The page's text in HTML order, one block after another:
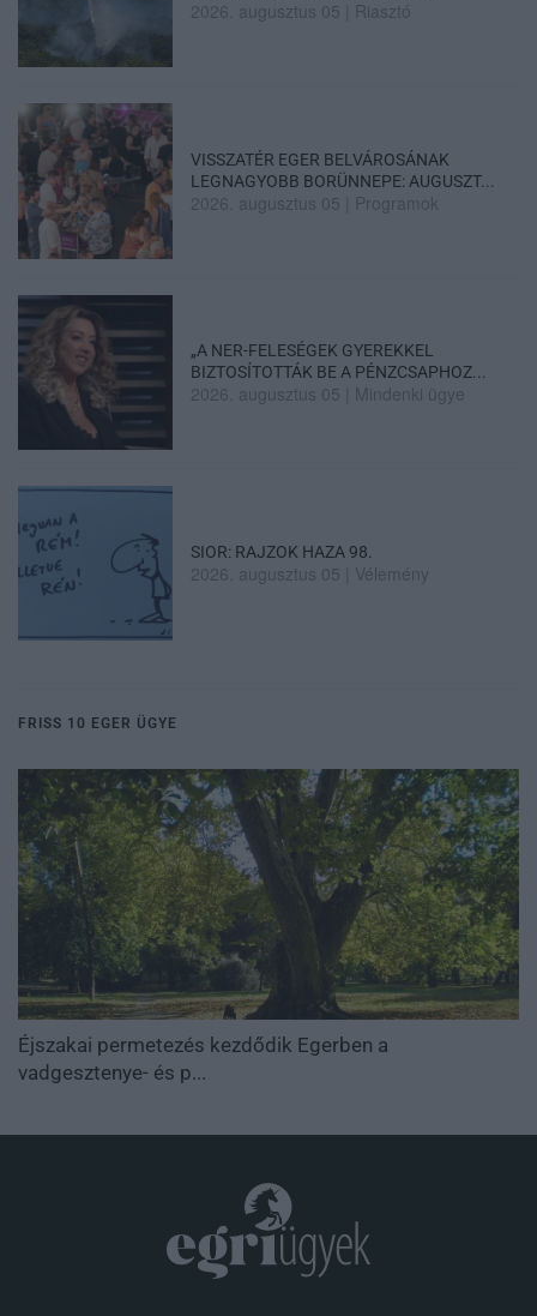
2026. augusztus 05 Riasztó
VISSZATÉR EGER BELVÁROSÁNAK
LEGNAGYOBB BORÜNNEPE: AUGUSZT...
2026. augusztus 05 Programok
„A NER-FELESÉGEK GYEREKKEL
BIZTOSÍTOTTÁK BE A PÉNZCSAPHOZ...
2026. augusztus 05 Mindenki ügye
SIOR: RAJZOK HAZA 98.
2026. augusztus 05 Vélemény
FRISS 10 EGER ÜGYE
Éjszakai permetezés kezdődik Egerben a
vadgesztenye- és p...